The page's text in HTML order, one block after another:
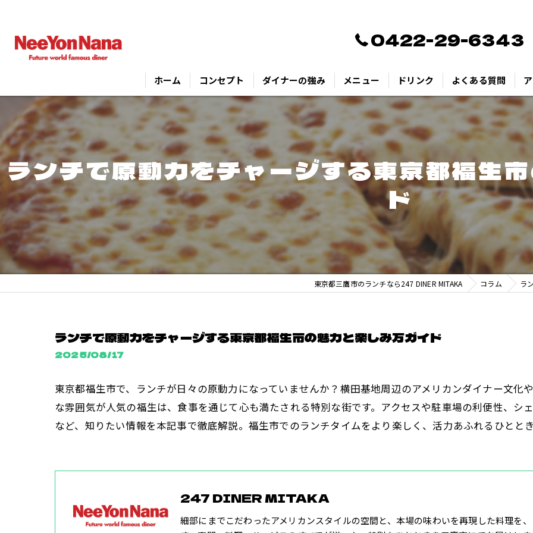
0422-29-6343
ホーム コンセプト ダイナーの強み メニュー ドリンク よくある質問
ランチで原動力をチャージする東京都福生
ド
東京都三鷹市のランチなら247 DINER MITAKA コラム ラ
ランチで原動力をチャージする東京都福生市の魅力と楽しみ方ガイド
2025/08/17
東京都福生市で、ランチが日々の原動力になっていませんか？横田基地周辺のアメリカンダイナー文化
な雰囲気が人気の福生は、食事を通じて心も満たされる特別な街です。アクセスや駐車場の利便性、シ
など、知りたい情報を本記事で徹底解説。福生市でのランチタイムをより楽しく、活力あふれるひとと
247 DINER MITAKA
細部にまでこだわったアメリカンスタイルの空間と、本場の味わいを再現した料理を